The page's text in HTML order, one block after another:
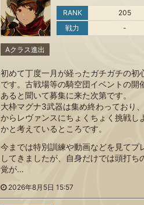
RANK
205
戦力
-
Aクラス進出
初めて丁度一月が経ったガチガチの初
です。古戦場等の騎空団イベントの開
あると聞いて募集に来た次第です。
大枠マグナ3武器は集め終わっており
からレヴァンスにちょくちょく挑戦し
かと考えているところです。
今までは特別訓練や動画などを見てプ
してきましたが、自身だけでは頭打ち
覚が…
2026年8月5日 15:57